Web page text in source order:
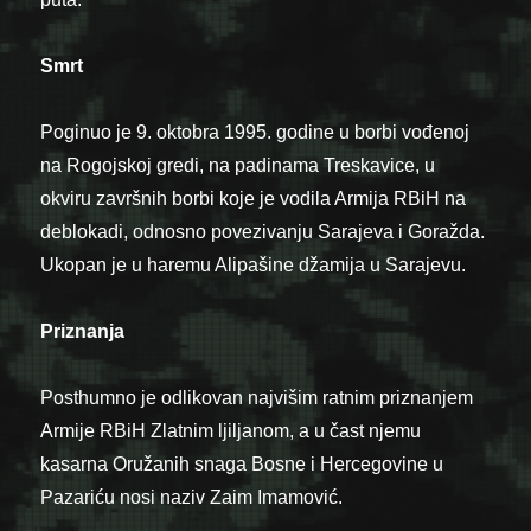
Smrt
Poginuo je 9. oktobra 1995. godine u borbi vođenoj
na Rogojskoj gredi, na padinama Treskavice, u
okviru završnih borbi koje je vodila Armija RBiH na
deblokadi, odnosno povezivanju Sarajeva i Goražda.
Ukopan je u haremu Alipašine džamija u Sarajevu.
Priznanja
Posthumno je odlikovan najvišim ratnim priznanjem
Armije RBiH Zlatnim ljiljanom, a u čast njemu
kasarna Oružanih snaga Bosne i Hercegovine u
Pazariću nosi naziv Zaim Imamović.